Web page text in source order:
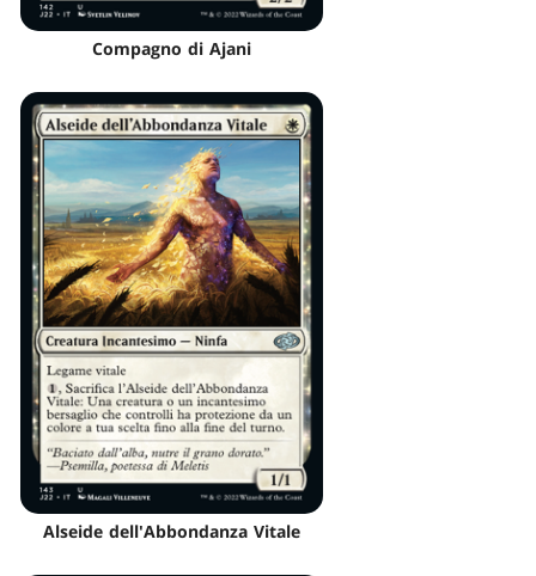
Compagno di Ajani
Alseide dell'Abbondanza Vitale